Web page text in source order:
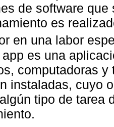
de software
es
en una labor
es una
computadoras
instaladas, cuyo
tipo de tarea